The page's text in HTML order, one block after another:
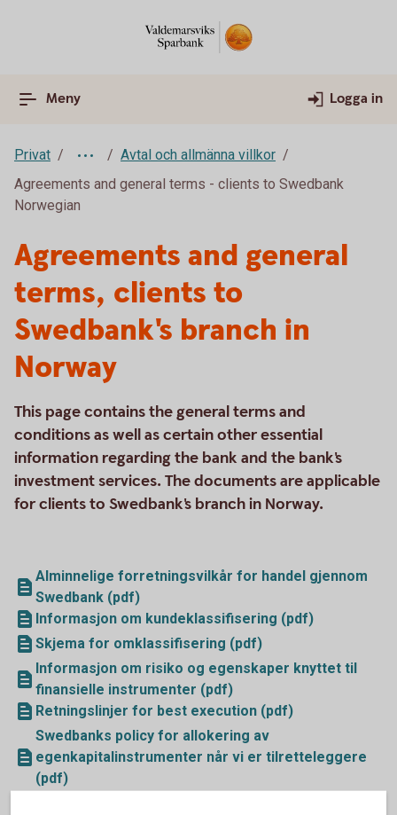
Meny Logga in
Privat
Avtal och allmänna villkor
Agreements and general terms - clients to Swedbank
Norwegian
Agreements and general
terms, clients to
Swedbank's branch in
Norway
This page contains the general terms and
conditions as well as certain other essential
information regarding the bank and the bank's
investment services. The documents are applicable
for clients to Swedbank's branch in Norway.
Alminnelige forretningsvilkår for handel gjennom
Swedbank (pdf)
Informasjon om kundeklassifisering (pdf)
Skjema for omklassifisering (pdf)
Informasjon om risiko og egenskaper knyttet til
finansielle instrumenter (pdf)
Retningslinjer for best execution (pdf)
Swedbanks policy for allokering av
egenkapitalinstrumenter når vi er tilretteleggere
(pdf)